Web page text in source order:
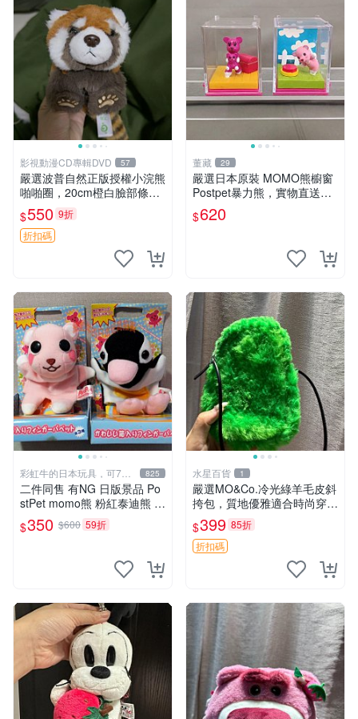
影視動漫CD專輯DVD 57
嚴選波普自然正版授權小浣熊
啪啪圈，20cm橙白臉部條紋
清晰，毛絨超萌贈品推薦。
小浣熊 波普 圈環
$550 9折
折扣碼
董藏 29
嚴選日本原裝 MOMO熊櫥窗
Postpet暴力熊，實物直送新
臺灣。MOMO熊 暴力熊 熊貓
櫥窗
$620
彩虹牛的日本玩具，可7取
付
825
二件同售 有NG 日版景品 Po
stPet momo熊 粉紅泰迪熊 妹
妹 comomo 企鵝 娃娃 布偶
手指頭 娃娃
$350 $600 59折
水星百貨 1
嚴選MO&Co.冷光綠羊毛皮斜
挎包，質地優雅適合時尚穿搭
冷光綠 皮包 斜挎包
$399 85折
折扣碼